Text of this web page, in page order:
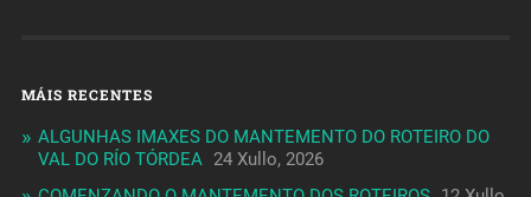
MÁIS RECENTES
ALGUNHAS IMAXES DO MANTEMENTO DO ROTEIRO DO
VAL DO RÍO TÓRDEA 24 Xullo, 2026